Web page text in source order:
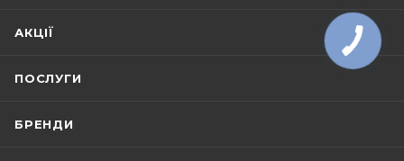
АКЦІЇ
ПОСЛУГИ
БРЕНДИ